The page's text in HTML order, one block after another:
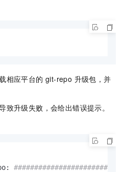
相应平台的 git-repo 升级包，并
升级失败，会给出错误提示。